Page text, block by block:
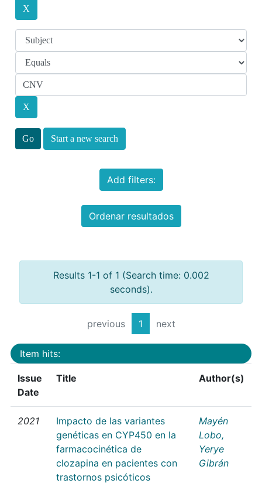
Start a new search
Add filters:
Ordenar resultados
Results 1-1 of 1 (Search time: 0.002
seconds).
previous 1 next
Item hits:
Issue
Date
Title Author(s)
2021
Impacto de las variantes
genéticas en CYP450 en la
farmacocinética de
clozapina en pacientes con
trastornos psicóticos
Mayén
Lobo,
Yerye
Gibrán